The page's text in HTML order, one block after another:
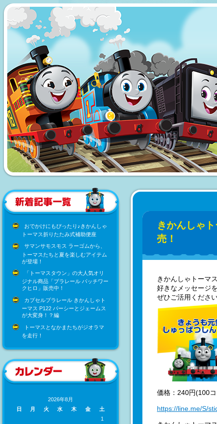
おでかけにもぴったり♪きかんしゃ
トーマス折りたたみ式補助便座
サマンサモスモス ラーゴムから、
トーマスたちと夏を楽しむアイテム
が登場！
「トーマスタウン」の大人気オリ
ジナル商品「プラレール パッチワー
クヒロ」販売中！
カプセルプラレール きかんしゃト
ーマス P122 パーシーとジェームス
が大変身！？編
トーマスとなかまたちがジオラマ
を走行！
2026年8月
日
月 火 水 木 金
土
1
きかんしゃ
売！
きかんしゃトーマ
好きなメッセージ
ぜひご活用くださ
価格：240円(100
https://line.me/S/